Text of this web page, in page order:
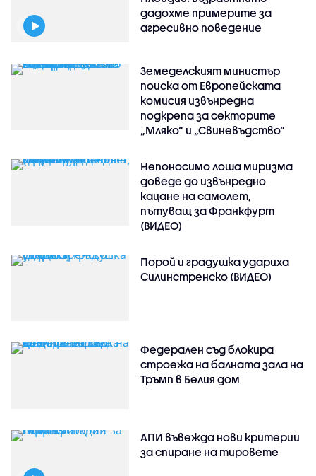
дадохме примерите за
агресивно поведение
Земеделският министър
поиска от Европейската
комисия извънредна
подкрепа за секторите
„Мляко“ и „Свиневъдство“
Непоносимо лоша миризма
доведе до извънредно
кацане на самолет,
пътуващ за Франкфурт
(ВИДЕО)
Порой и градушка удариха
Силинстренско (ВИДЕО)
Федерален съд блокира
строежа на балната зала на
Тръмп в Белия дом
АПИ въвежда нови критерии
за спиране на тировете